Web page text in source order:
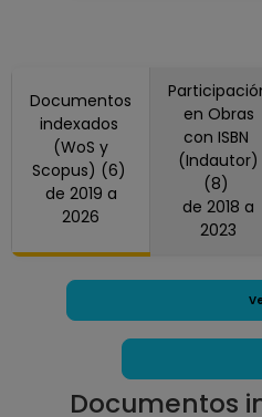
Documentos
indexados
(WoS y
Scopus) (6)
de 2019 a
2026
en Obras
con ISBN
(Indautor)
(8)
de 2018 a
2023
Documentos